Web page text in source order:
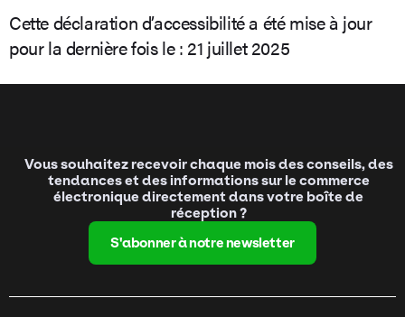
Cette déclaration d’accessibilité a été mise à jour
pour la dernière fois le : 21 juillet 2025
Vous souhaitez recevoir chaque mois des conseils, des
tendances et des informations sur le commerce
électronique directement dans votre boîte de
réception ?
S'abonner à notre newsletter